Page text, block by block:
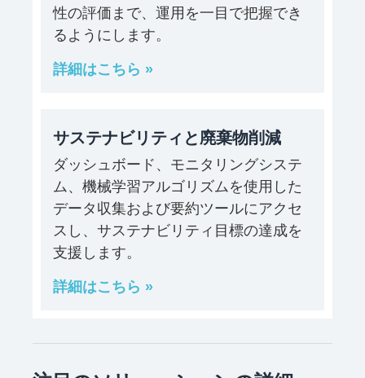
性の評価まで、運用を一目で把握でき
るようにします。
詳細はこちら »
サステナビリティと廃棄物削減
ダッシュボード、モニタリングシステ
ム、機械学習アルゴリズムを使用した
データ収集および要約ツールにアクセ
スし、サステナビリティ目標の達成を
支援します。
詳細はこちら »